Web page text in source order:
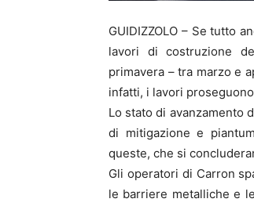
GUIDIZZOLO – Se tutto
lavori di costruzione
primavera – tra marzo e
infatti, i lavori
Lo stato di avanzamento
di mitigazione e
queste, che si
Gli operatori di Carron
le barriere metalliche e